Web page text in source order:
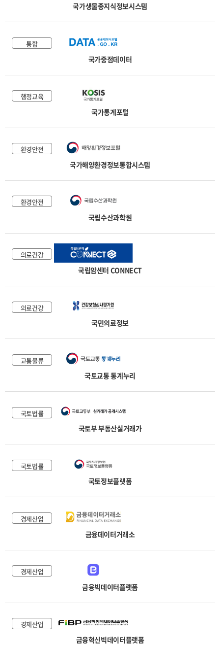
국가생물종지식정보시스템
통합
국가중점데이터
행정교육
국가통계포털
환경안전
국가해양환경정보통합시스템
환경안전
국립수산과학원
의료건강
국립암센터 CONNECT
의료건강
국민의료정보
교통물류
국토교통 통계누리
국토법률
국토부 부동산실거래가
국토법률
국토정보플랫폼
경제산업
금융데이터거래소
경제산업
금융빅데이터플랫폼
경제산업
금융혁신빅데이터플랫폼